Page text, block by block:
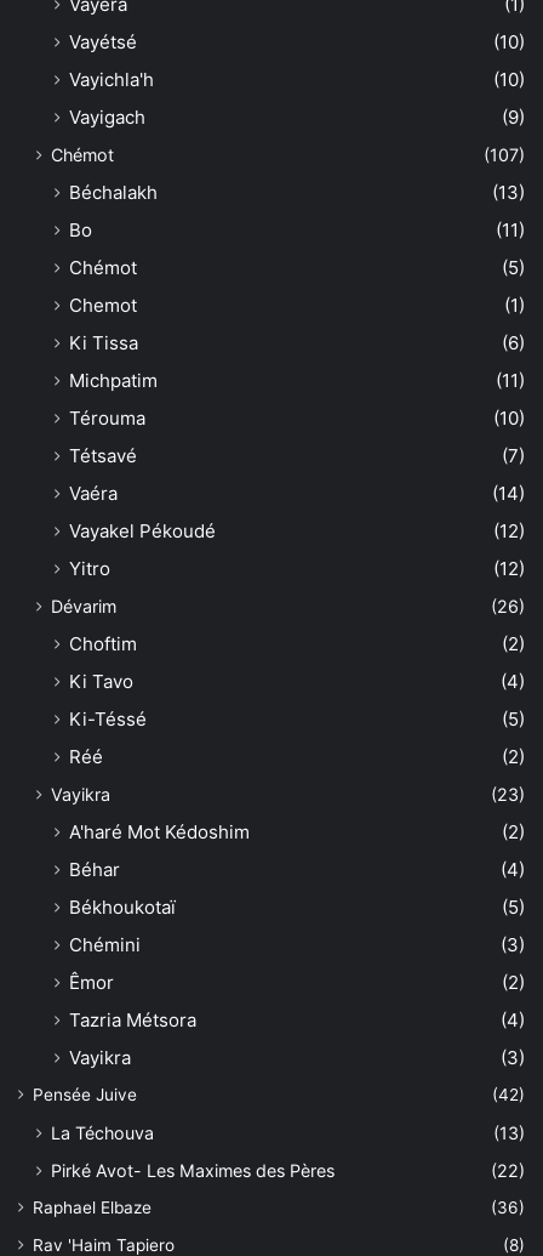
Vayétsé
(10)
Vayichla'h
(10)
Vayigach
(9)
Chémot (107)
Béchalakh
(13)
Bo
(11)
Chémot
(5)
Chemot
(1)
Ki Tissa
(6)
Michpatim
(11)
Térouma
(10)
Tétsavé
(7)
Vaéra
(14)
Vayakel Pékoudé
(12)
Yitro
(12)
Dévarim (26)
Choftim
(2)
Ki Tavo
(4)
Ki-Téssé
(5)
Réé
(2)
Vayikra (23)
A'haré Mot Kédoshim
(2)
Béhar
(4)
Békhoukotaï
(5)
Chémini
(3)
Êmor
(2)
Tazria Métsora
(4)
Vayikra
(3)
Pensée Juive (42)
La Téchouva
(13)
Pirké Avot- Les Maximes des Pères
(22)
Raphael Elbaze
(36)
Rav 'Haim Tapiero
(8)